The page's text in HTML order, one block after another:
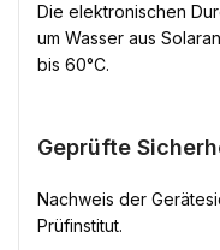
Die elektronischen
um Wasser aus
bis 60°C.
Geprüfte
Nachweis der
Prüfinstitut.